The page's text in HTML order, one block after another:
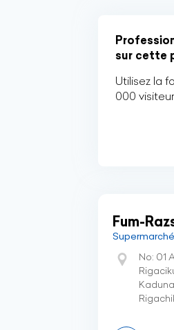
sur cette
Utilisez la
000
Fum-
No: 01